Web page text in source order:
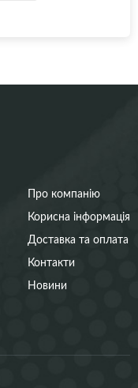
Про компанію
Корисна інформація
Доставка та оплата
Контакти
Новини